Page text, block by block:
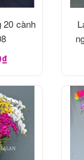
20 cành